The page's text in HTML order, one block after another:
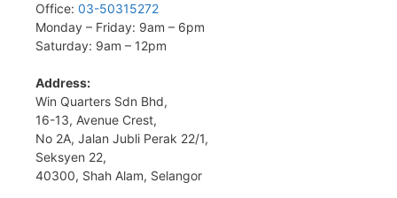
Office: 03-50315272
Monday – Friday: 9am – 6pm
Saturday: 9am – 12pm
Address:
Win Quarters Sdn Bhd,
16-13, Avenue Crest,
No 2A, Jalan Jubli Perak 22/1,
Seksyen 22,
40300, Shah Alam, Selangor